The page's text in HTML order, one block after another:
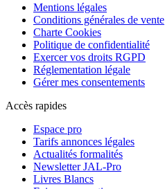
Mentions légales
Conditions générales de vente
Charte Cookies
Politique de confidentialité
Exercer vos droits RGPD
Réglementation légale
Gérer mes consentements
Accès rapides
Espace pro
Tarifs annonces légales
Actualités formalités
Newsletter JAL-Pro
Livres Blancs